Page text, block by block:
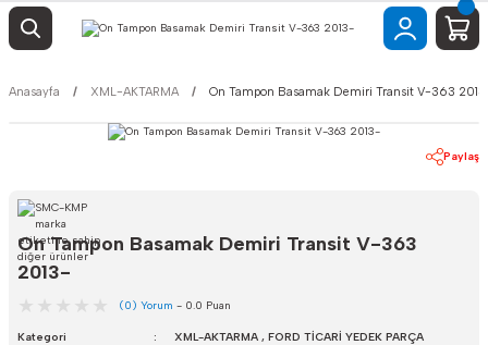
Anasayfa XML-AKTARMA On Tampon Basamak Demiri Transit V-363
Paylaş
On Tampon Basamak Demiri Transit V-363
2013-
(0) Yorum - 0.0 Puan
Kategori XML-AKTARMA , FORD TİCARİ YEDEK PARÇA